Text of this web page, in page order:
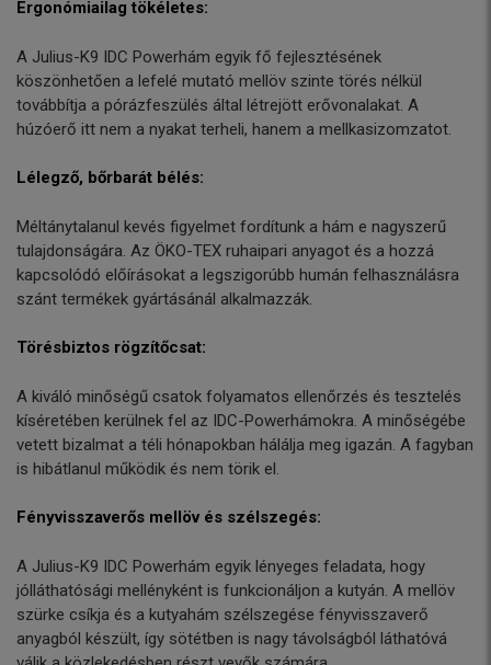
Ergonómiailag tökéletes:
A Julius-K9 IDC Powerhám egyik fő fejlesztésének
köszönhetően a lefelé mutató mellöv szinte törés nélkül
továbbítja a pórázfeszülés által létrejött erővonalakat. A
húzóerő itt nem a nyakat terheli, hanem a mellkasizomzatot.
Lélegző, bőrbarát bélés:
Méltánytalanul kevés figyelmet fordítunk a hám e nagyszerű
tulajdonságára. Az ÖKO-TEX ruhaipari anyagot és a hozzá
kapcsolódó előírásokat a legszigorúbb humán felhasználásra
szánt termékek gyártásánál alkalmazzák.
Törésbiztos rögzítőcsat:
A kiváló minőségű csatok folyamatos ellenőrzés és tesztelés
kíséretében kerülnek fel az IDC-Powerhámokra. A minőségébe
vetett bizalmat a téli hónapokban hálálja meg igazán. A fagyban
is hibátlanul működik és nem törik el.
Fényvisszaverős mellöv és szélszegés:
A Julius-K9 IDC Powerhám egyik lényeges feladata, hogy
jólláthatósági mellényként is funkcionáljon a kutyán. A mellöv
szürke csíkja és a kutyahám szélszegése fényvisszaverő
anyagból készült, így sötétben is nagy távolságból láthatóvá